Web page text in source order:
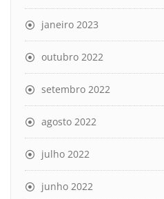
janeiro 2023
outubro 2022
setembro 2022
agosto 2022
julho 2022
junho 2022